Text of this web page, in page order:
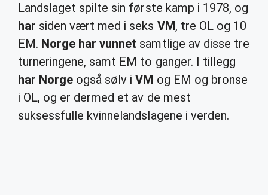
Landslaget spilte sin første kamp i 1978, og
har siden vært med i seks VM, tre OL og 10
EM. Norge har vunnet samtlige av disse tre
turneringene, samt EM to ganger. I tillegg
har Norge også sølv iVM og EM og bronse
i OL, og er dermed et av de mest
suksessfulle kvinnelandslagene i verden.